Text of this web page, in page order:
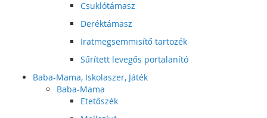
Csuklótámasz
Deréktámasz
Iratmegsemmisítő tartozék
Sűrített levegős portalanító
Baba-Mama, Iskolaszer, Játék
Baba-Mama
Etetőszék